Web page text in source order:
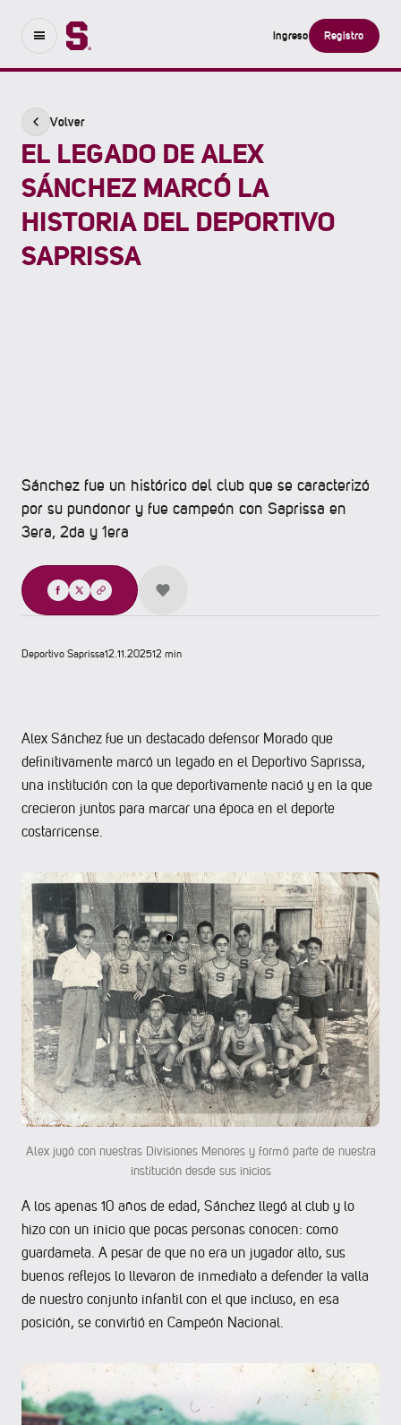
Ingreso Registro
Volver
EL LEGADO DE ALEX
SÁNCHEZ MARCÓ LA
HISTORIA DEL DEPORTIVO
SAPRISSA
Sánchez fue un histórico del club que se caracterizó
por su pundonor y fue campeón con Saprissa en
3era, 2da y 1era
Compartir
Deportivo Saprissa12.11.202512 min
Alex Sánchez fue un destacado defensor Morado que
definitivamente marcó un legado en el Deportivo Saprissa,
una institución con la que deportivamente nació y en la que
crecieron juntos para marcar una época en el deporte
costarricense.
Alex jugó con nuestras Divisiones Menores y formó parte de nuestra
institución desde sus inicios
A los apenas 10 años de edad, Sánchez llegó al club y lo
hizo con un inicio que pocas personas conocen: como
guardameta. A pesar de que no era un jugador alto, sus
buenos reflejos lo llevaron de inmediato a defender la valla
de nuestro conjunto infantil con el que incluso, en esa
posición, se convirtió en Campeón Nacional.